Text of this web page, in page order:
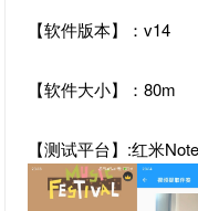
【软件版本】：v14
【软件大小】：80m
【测试平台】:红米